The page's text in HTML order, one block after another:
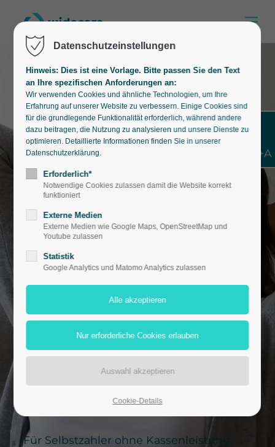
Für Selbstzahler ohne Kassenleistung
Datenschutzeinstellungen
Hinweis: Dies ist eine Vorlage. Bitte passen Sie den Text
an Ihre spezifischen Anforderungen an:
Wir verwenden Cookies und ähnliche Technologien, um Ihre
Erfahrung auf unserer Website zu verbessern. Einige Cookies sind
für die grundlegende Funktionalität erforderlich, während andere
dazu beitragen, die Nutzung zu analysieren und unsere Dienste zu
optimieren. Detaillierte Informationen finden Sie in unserer
Datenschutzerklärung.
Erforderlich*
Notwendige Cookies zulassen damit die Website korrekt
funktioniert
Externe Medien
Externe Medien wie Google Maps, OpenStreetMap und
Youtube zulassen
Statistik
Google Analytics und Matomo Analytics zulassen
Cookie-Details
Shift+Alt+A